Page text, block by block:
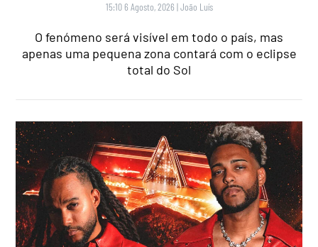
15:10 6 Agosto, 2026 |João Luís
O fenómeno será visível em todo o país, mas
apenas uma pequena zona contará com o eclipse
total do Sol